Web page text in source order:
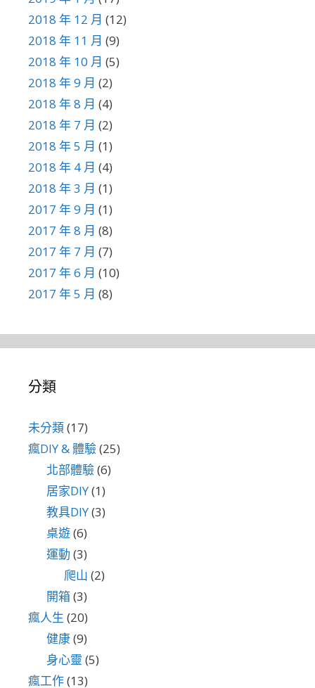
2018 年 12 月 (12)
2018 年 11 月 (9)
2018 年 10 月 (5)
2018 年 9 月 (2)
2018 年 8 月 (4)
2018 年 7 月 (2)
2018 年 5 月 (1)
2018 年 4 月 (4)
2018 年 3 月 (1)
2017 年 9 月 (1)
2017 年 8 月 (8)
2017 年 7 月 (7)
2017 年 6 月 (10)
2017 年 5 月 (8)
分類
未分類(17)
瘋DIY & 體驗(25)
北部體驗(6)
居家DIY(1)
教具DIY(3)
桌遊(6)
運動 (3)
爬山 (2)
開箱(3)
瘋人生 (20)
健康(9)
身心靈 (5)
瘋工作(13)